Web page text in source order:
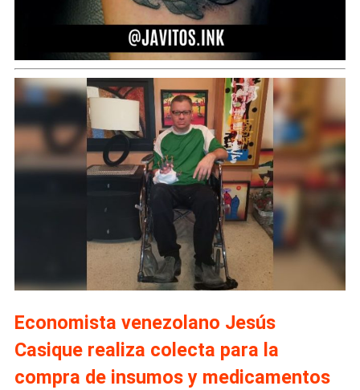
Economista venezolano Jesús
Casique realiza colecta para la
compra de insumos y medicamentos